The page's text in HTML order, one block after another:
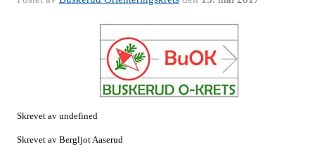
Skrevet av undefined
Skrevet av Bergljot Aaserud